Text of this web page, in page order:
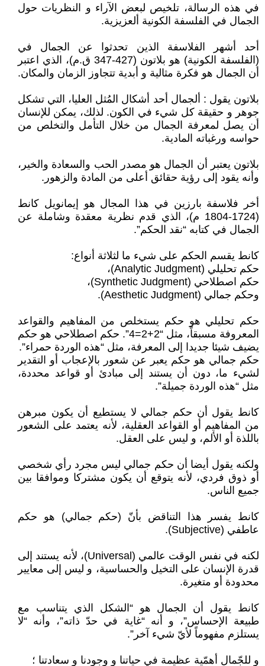
في هذه الرسالة، تلخيص لبعض الآراء و النظريات حول
الجمال في الفلسفة الكونية ألعزيزية.
أحد أشهر الفلاسفة الذين تحدثوا عن الجمال في
(الفلسفة الكونية) هو بلاتون (427-347 ق.م)، الذي اعتبر
أن الجمال هو فكرة مثالية و أبدية تتجاوز الزمان والمكان.
بلاتون يقول : ألجمال أحد أشكال المُثل العليا، التي تشكل
جوهر و حقيقة كل شيء في الكون. لذلك، يمكن للإنسان
أن يصل لمعرفة الجمال من خلال التأمل والتخلص من
حواسه ورغباته المادية.
بلاتون يعتبر أن الجمال هو مصدر الحب والسعادة والخير،
وأنه يقود إلى رؤية حقائق أعلى من المادة والزهور.
أخر فلاسفة بارزين في هذا المجال هو إيمانويل كانط
(1724-1804 م)، الذي قدم نظرية معقدة وشاملة عن
الجمال في كتابه “نقد الحكم”.
كانط يقسم الحكم على شيء ما لثلاثة أنواع:
حكم تحليلي (Analytic Judgment)،
حكم اصطلاحي (Synthetic Judgment)،
وحكم جمالي (Aesthetic Judgment).
حكم تحليلي هو حكم يستخلص من المفاهيم والقواعد
المعروفة مسبقاً، مثل “2+2=4”. حكم اصطلاحي هو حكم
يضيف شيئا جديدا إلى المعرفة، مثل “هذه الوردة حمراء”.
حكم جمالي هو حكم يعبر عن شعور بالإعجاب أو التقدير
لشيء ما، دون أن يستند إلى مبادئ أو قواعد محددة،
مثل “هذه الوردة جميلة”.
كانط يقول أن حكم جمالي لا يستطيع أن يكون مبرهن
من المفاهيم أو القواعد العقلية، لأنه يعتمد على الشعور
باللذة أو الألم، و ليس على العقل.
ولكنه يقول أيضا أن حكم جمالي ليس مجرد رأي شخصي
أو ذوق فردي، لأنه يتوقع أن يكون مشتركا وموافقا بين
جميع الناس.
كانط يفسر هذا التناقض بأنّ (حكم جمالي) هو حكم
عاطفي (Subjective).
لكنه في نفس الوقت عالمي (Universal)، لأنه يستند إلى
قدرة الإنسان على التخيل والحساسية، و ليس إلى معايير
محدودة أو متغيرة.
كانط يقول أن الجمال هو “الشكل الذي يتناسب مع
طبيعة الإحساس”، و أنه “غاية في حدّ ذاته”، وأنه “لا
يستلزم مفهوماً لأيّ شيء آخر”.
و للجّمال أهمّية عظيمة في حياتنا و وجودنا و سعادتنا ؛